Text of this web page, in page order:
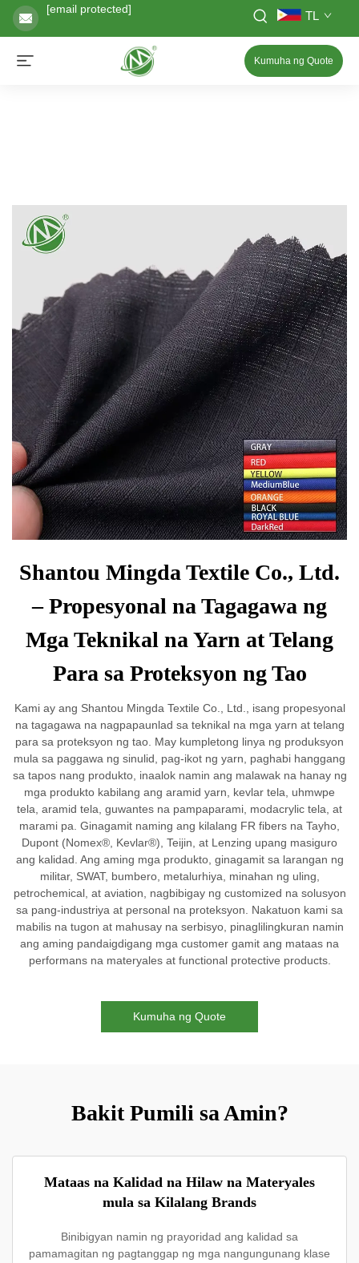
[email protected] TL
Kumuha ng Quote
Shantou Mingda Textile Co., Ltd.
– Propesyonal na Tagagawa ng
Mga Teknikal na Yarn at Telang
Para sa Proteksyon ng Tao
Kami ay ang Shantou Mingda Textile Co., Ltd., isang propesyonal
na tagagawa na nagpapaunlad sa teknikal na mga yarn at telang
para sa proteksyon ng tao. May kumpletong linya ng produksyon
mula sa paggawa ng sinulid, pag-ikot ng yarn, paghabi hanggang
sa tapos nang produkto, inaalok namin ang malawak na hanay ng
mga produkto kabilang ang aramid yarn, kevlar tela, uhmwpe
tela, aramid tela, guwantes na pampaparami, modacrylic tela, at
marami pa. Ginagamit naming ang kilalang FR fibers na Tayho,
Dupont (Nomex®, Kevlar®), Teijin, at Lenzing upang masiguro
ang kalidad. Ang aming mga produkto, ginagamit sa larangan ng
militar, SWAT, bumbero, metalurhiya, minahan ng uling,
petrochemical, at aviation, nagbibigay ng customized na solusyon
sa pang-industriya at personal na proteksyon. Nakatuon kami sa
mabilis na tugon at mahusay na serbisyo, pinaglilingkuran namin
ang aming pandaigdigang mga customer gamit ang mataas na
performans na materyales at functional protective products.
Kumuha ng Quote
Bakit Pumili sa Amin?
Mataas na Kalidad na Hilaw na Materyales
mula sa Kilalang Brands
Binibigyan namin ng prayoridad ang kalidad sa
pamamagitan ng pagtanggap ng mga nangungunang klase